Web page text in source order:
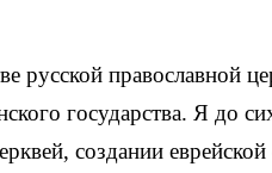
русской православной
государства. Я до
создании еврейской